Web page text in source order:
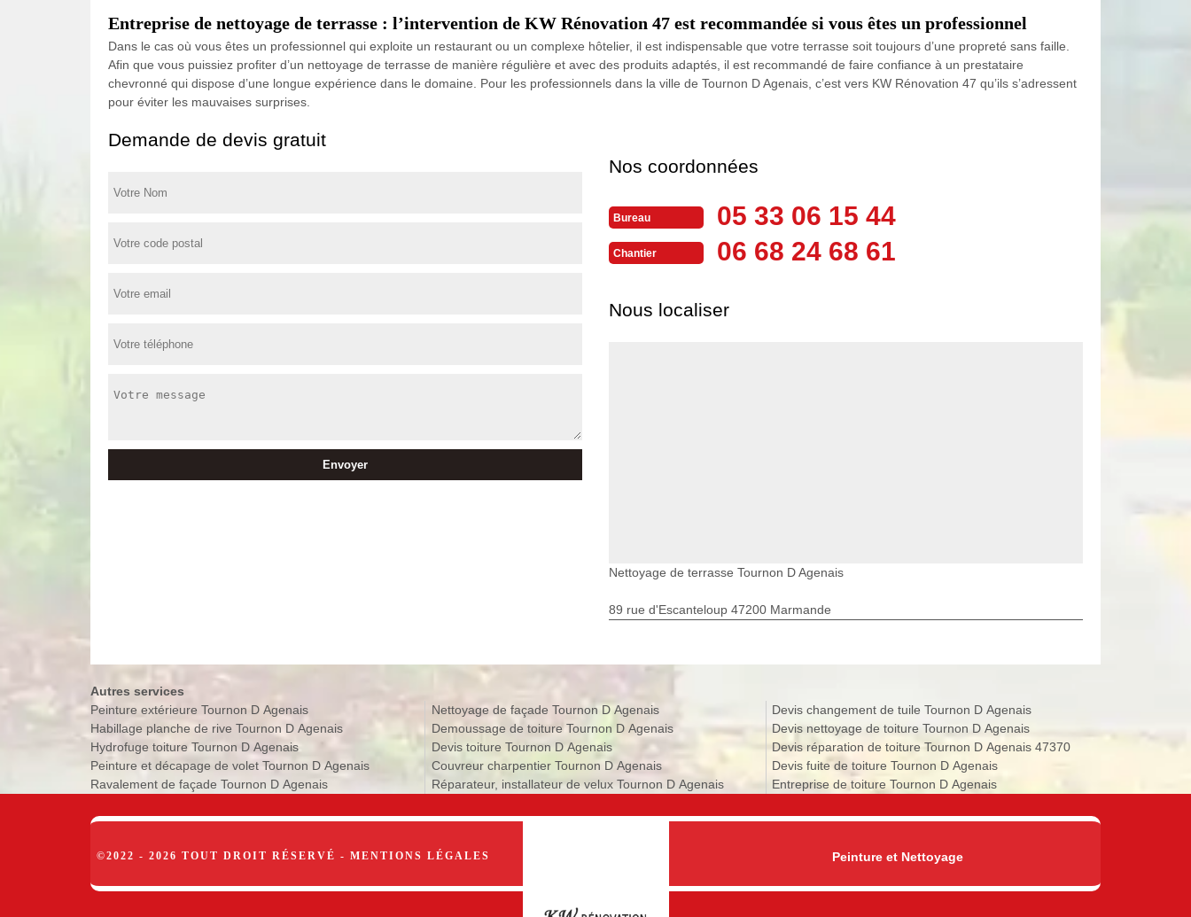
Entreprise de nettoyage de terrasse : l’intervention de KW Rénovation 47 est recommandée si vous êtes un professionnel
Dans le cas où vous êtes un professionnel qui exploite un restaurant ou un complexe hôtelier, il est indispensable que votre terrasse soit toujours d’une propreté sans faille.
Afin que vous puissiez profiter d’un nettoyage de terrasse de manière régulière et avec des produits adaptés, il est recommandé de faire confiance à un prestataire
chevronné qui dispose d’une longue expérience dans le domaine. Pour les professionnels dans la ville de Tournon D Agenais, c’est vers KW Rénovation 47 qu’ils s’adressent
pour éviter les mauvaises surprises.
Demande de devis gratuit
Nos coordonnées
Bureau 05 33 06 15 44
Chantier 06 68 24 68 61
Nous localiser
Nettoyage de terrasse Tournon D Agenais
89 rue d'Escanteloup 47200 Marmande
Autres services
Peinture extérieure Tournon D Agenais
Habillage planche de rive Tournon D Agenais
Hydrofuge toiture Tournon D Agenais
Peinture et décapage de volet Tournon D Agenais
Ravalement de façade Tournon D Agenais
Nettoyage de façade Tournon D Agenais
Demoussage de toiture Tournon D Agenais
Devis toiture Tournon D Agenais
Couvreur charpentier Tournon D Agenais
Réparateur, installateur de velux Tournon D Agenais
Devis changement de tuile Tournon D Agenais
Devis nettoyage de toiture Tournon D Agenais
Devis réparation de toiture Tournon D Agenais 47370
Devis fuite de toiture Tournon D Agenais
Entreprise de toiture Tournon D Agenais
©2022 - 2026 TOUT DROIT RÉSERVÉ - MENTIONS LÉGALES Peinture et Nettoyage